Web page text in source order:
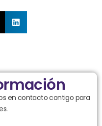
en contacto contigo para